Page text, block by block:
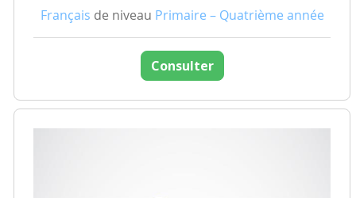
Français de niveau Primaire – Quatrième année
Consulter